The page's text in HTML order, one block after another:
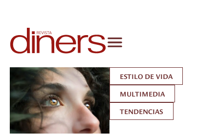
ESTILO DE VIDA
MULTIMEDIA
TENDENCIAS